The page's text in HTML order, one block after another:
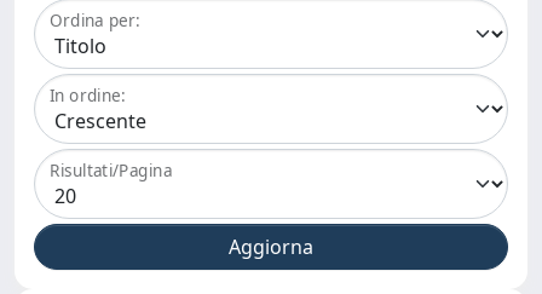
Ordina per:
In ordine:
Risultati/Pagina